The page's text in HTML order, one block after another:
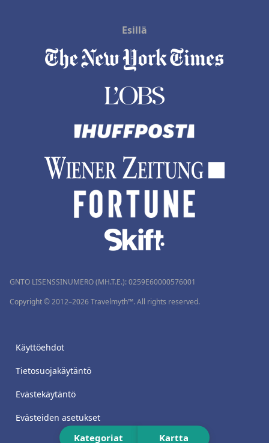
Kategoriat Kartta
Esillä
GNTO LISENSSINUMERO (MH.T.E.): 0259Ε60000576001
Copyright © 2012–2026 Travelmyth™. All rights reserved.
Käyttöehdot
Tietosuojakäytäntö
Evästekäytäntö
Evästeiden asetukset